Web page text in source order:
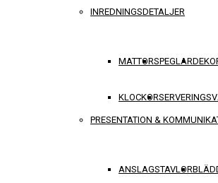
INREDNINGSDETALJER
MATTORSPEGLAR
KLOCKOR
PRESENTATION &
ANSLAGSTAVLOR